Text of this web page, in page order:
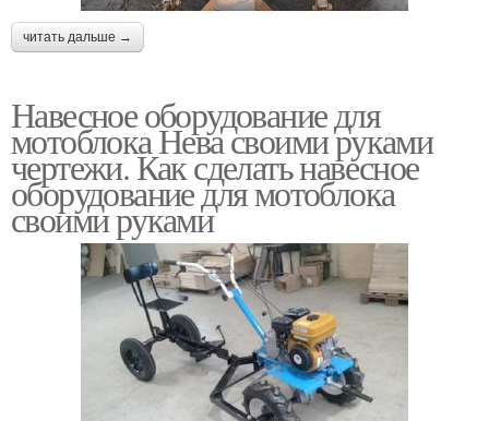
читать дальше →
Навесное оборудование для
мотоблока Нева своими руками
чертежи. Как сделать навесное
оборудование для мотоблока
своими руками